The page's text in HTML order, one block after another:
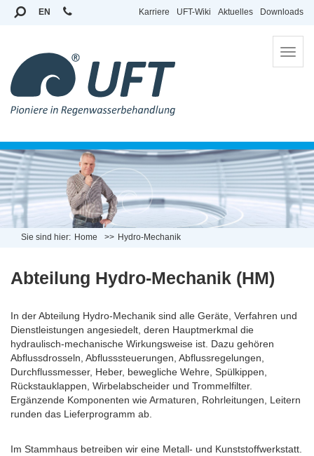
Karriere UFT-Wiki Aktuelles Downloads
EN
Sie sind hier: Home Hydro-Mechanik
Abteilung Hydro-Mechanik (HM)
In der Abteilung Hydro-Mechanik sind alle Geräte, Verfahren und
Dienstleistungen angesiedelt, deren Hauptmerkmal die
hydraulisch-mechanische Wirkungsweise ist. Dazu gehören
Abflussdrosseln, Abflusssteuerungen, Abflussregelungen,
Durchflussmesser, Heber, bewegliche Wehre, Spülkippen,
Rückstauklappen, Wirbelabscheider und Trommelfilter.
Ergänzende Komponenten wie Armaturen, Rohrleitungen, Leitern
runden das Lieferprogramm ab.
Im Stammhaus betreiben wir eine Metall- und Kunststoffwerkstatt.